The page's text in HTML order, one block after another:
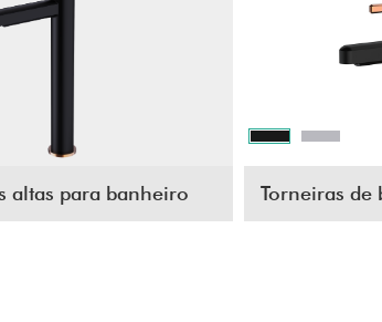
altas para banheiro Torneiras de